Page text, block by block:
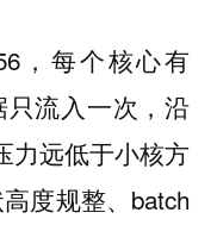
，每个核心有
只流入一次，沿
力远低于小核方
度规整、batch